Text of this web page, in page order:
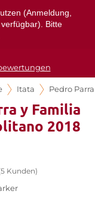
(Anmeldung,
Bitte
Itata Pedro Parra
y Familia
2018
Kunden)